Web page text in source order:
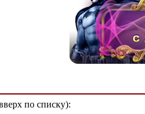
по списку):